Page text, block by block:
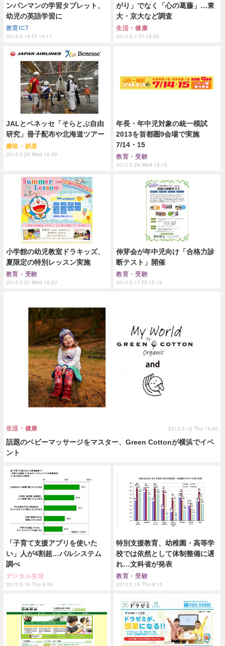
ンパンマンの学習タブレット、
幼児の英語学習に
教育ICT
2013.6.14 Fri 14:11
がり」でなく「心の葛藤」…東
大・京大など調査
生活・健康
2013.6.7 Fri 19:36
JALとベネッセ「そらとぶ自由
研究」冊子配布や北海道ツアー
趣味・娯楽
2013.5.29 Wed 16:39
年長・年中児対象の統一模試
2013を首都圏9会場で実施
7/14・15
教育・受験
2013.5.29 Wed 13:15
小学館の幼児教室ドラキッズ、
夏限定の特別レッスン実施
教育・受験
2013.5.22 Wed 16:20
伸芽会が年中児向け「合格力診
断テスト」開催
教育・受験
2013.5.17 Fri 15:19
話題のベビーマッサージをマスター、Green Cottonが横浜でイベ
ント
生活・健康 2013.5.16 Thu 13:45
「子育て支援アプリを使いた
い」人が4割超…パルシステム
調べ
デジタル生活
2013.5.16 Thu 9:06
特別支援教育、幼稚園・高等学
校では依然として体制整備に遅
れ…文科省が発表
教育・受験
2013.5.16 Thu 8:15